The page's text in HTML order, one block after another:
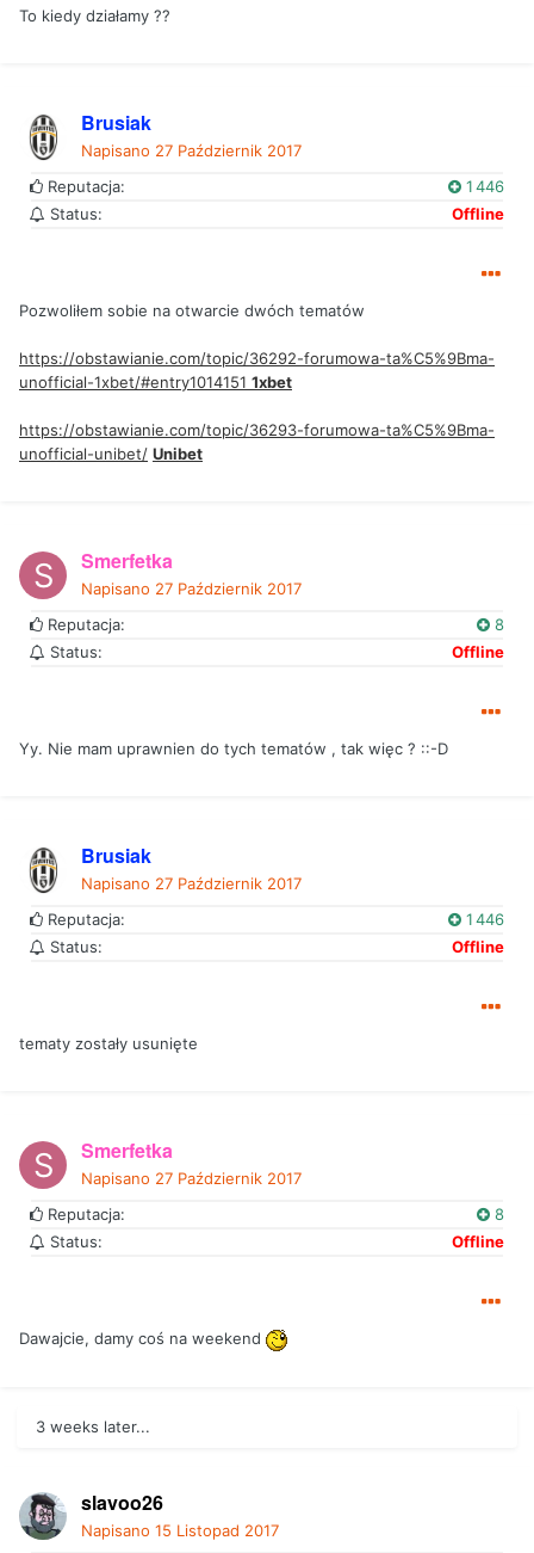
To kiedy działamy ??
Brusiak
Napisano 27 Październik 2017
Reputacja:
1 446
Status:
Offline
Pozwoliłem sobie na otwarcie dwóch tematów
https://obstawianie.com/topic/36292-forumowa-ta%C5%9Bma-
unofficial-1xbet/#entry1014151 1xbet
https://obstawianie.com/topic/36293-forumowa-ta%C5%9Bma-
unofficial-unibet/ Unibet
Smerfetka
Napisano 27 Październik 2017
Reputacja:
8
Status:
Offline
Yy. Nie mam uprawnien do tych tematów , tak więc ? ::-D
Brusiak
Napisano 27 Październik 2017
Reputacja:
1 446
Status:
Offline
tematy zostały usunięte
Smerfetka
Napisano 27 Październik 2017
Reputacja:
8
Status:
Offline
Dawajcie, damy coś na weekend
3 weeks later...
slavoo26
Napisano 15 Listopad 2017